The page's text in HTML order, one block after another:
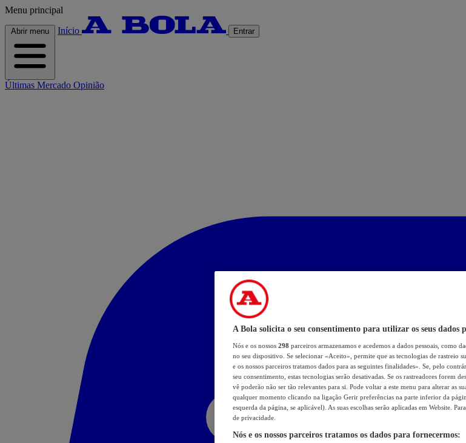
Menu principal
Abrir menu Início Entrar
Últimas Mercado Opinião
A Bola solicita o seu consentimento para utilizar os seus dados
Nós e os nossos 298 parceiros armazenamos e acedemos a dados pessoais, como
no seu dispositivo. Se selecionar «Aceito», permite que as tecnologias de rastreio
e os nossos parceiros tratamos dados para as seguintes finalidades». Se, pelo
seu consentimento, estas tecnologias serão desativadas. Se os rastreadores forem
vê poderão não ser tão relevantes para si. Pode voltar a este menu para alterar as
qualquer momento clicando na ligação Gerir preferências na parte inferior da
esquerda da página, se aplicável). As suas escolhas serão aplicadas em Website.
de privacidade.
Nós e os nossos parceiros tratamos os dados para fornecermos: